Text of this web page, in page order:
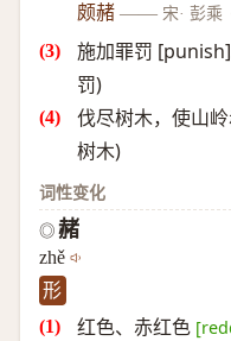
颇赭 —— 宋· 彭乘
施加罪罚
罚)
伐尽树木，使山
树木)
词性变化
◎ 赭
zhě
形
红色、赤红色